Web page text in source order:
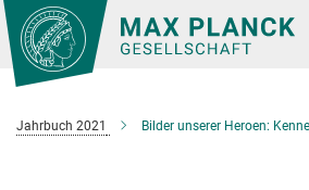
Hauptinhalt
Jahrbuch 2021 Bilder unserer Heroen: